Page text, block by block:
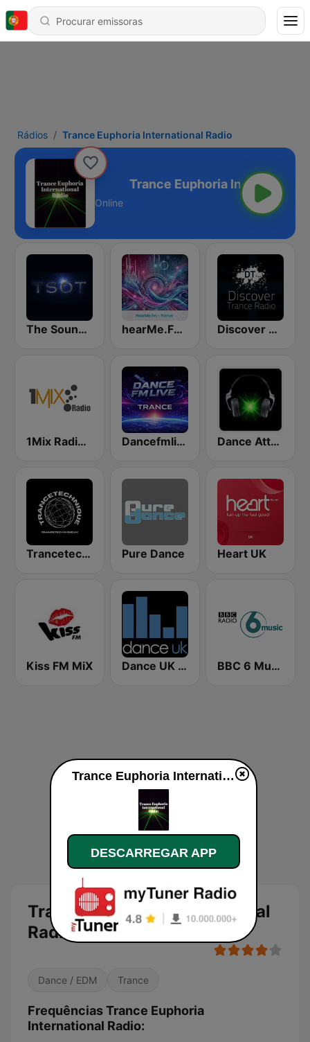
Rádios Trance Euphoria International Radio
Radio
Online
The Sound Of Trance hearMe.FM Trance Discover Trance Radio
1Mix Radio - Trance Dancefmlive Trance Dance Attack FM
Trancetechnique Pure Dance Heart UK
Kiss FM MiX Dance UK Radio BBC 6 Music
Trance Euphoria International
Radio
Dance / EDM Trance
Frequências Trance Euphoria
International Radio:
Trance Euphoria International Radio online
DESCARREGAR APP